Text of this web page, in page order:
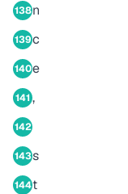
138n
139c
140e
141,
142
143s
144t